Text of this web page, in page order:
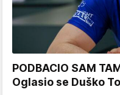
PODBACIO SAM
Oglasio se Duško